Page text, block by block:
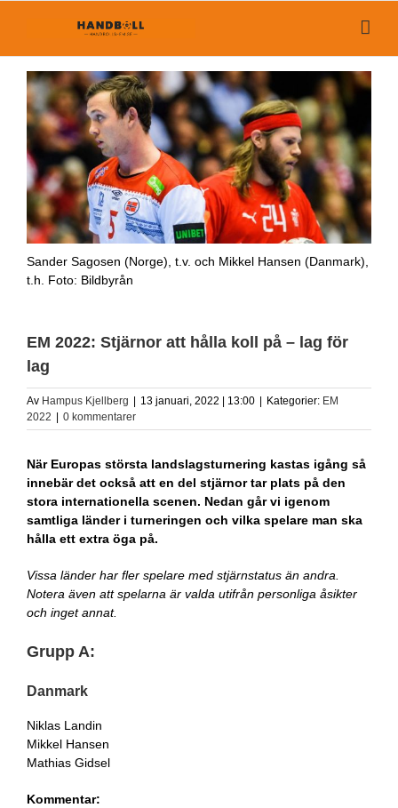
Sander Sagosen (Norge), t.v. och Mikkel Hansen (Danmark),
t.h. Foto: Bildbyrån
EM 2022: Stjärnor att hålla koll på – lag för
lag
Av Hampus Kjellberg | 13 januari, 2022 | 13:00 | Kategorier: EM
2022 | 0 kommentarer
När Europas största landslagsturnering kastas igång så
innebär det också att en del stjärnor tar plats på den
stora internationella scenen. Nedan går vi igenom
samtliga länder i turneringen och vilka spelare man ska
hålla ett extra öga på.
Vissa länder har fler spelare med stjärnstatus än andra.
Notera även att spelarna är valda utifrån personliga åsikter
och inget annat.
Grupp A:
Danmark
Niklas Landin
Mikkel Hansen
Mathias Gidsel
Kommentar: